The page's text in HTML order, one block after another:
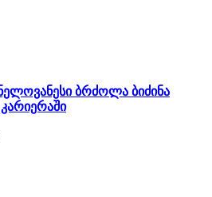
ბრძოლა ბიძინა